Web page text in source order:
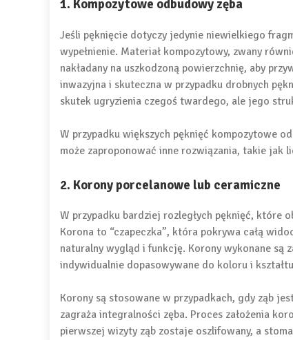
1. Kompozytowe odbudowy zęba
Jeśli pęknięcie dotyczy jedynie niewielkiego
wypełnienie. Materiał kompozytowy, zwany
nakładany na uszkodzoną powierzchnię, aby
inwazyjna i skuteczna w przypadku drobnych
skutek ugryzienia czegoś twardego, ale jego
W przypadku większych pęknięć kompozytowe
może zaproponować inne rozwiązania, takie jak
2. Korony porcelanowe lub ceramiczne
W przypadku bardziej rozległych pęknięć, które
Korona to “czapeczka”, która pokrywa całą
naturalny wygląd i funkcję. Korony wykonane są
indywidualnie dopasowywane do koloru i
Korony są stosowane w przypadkach, gdy ząb
zagraża integralności zęba. Proces założenia
pierwszej wizyty ząb zostaje oszlifowany, a